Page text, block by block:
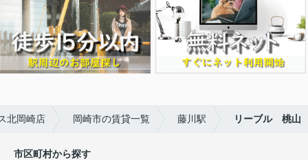
北岡崎店 岡崎市の賃貸一覧 藤川駅 リーブル 桃山
市区町村から探す